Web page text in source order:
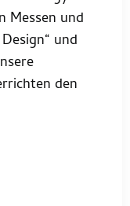
Messen und
und
den